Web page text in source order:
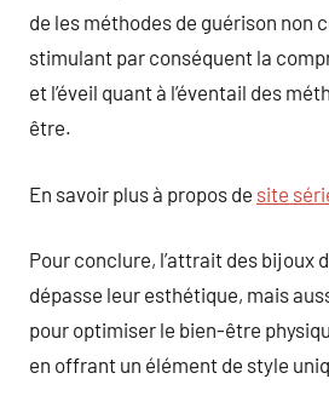
de les méthodes de guérison non
stimulant par conséquent la
et l’éveil quant à l’éventail des
être.
En savoir plus à propos de site
Pour conclure, l’attrait des bijoux
dépasse leur esthétique, mais
pour optimiser le bien-être
en offrant un élément de style